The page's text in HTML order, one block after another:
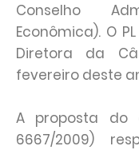
Conselho
Econômica). O
Diretora da
fevereiro deste
A proposta do
6667/2009)